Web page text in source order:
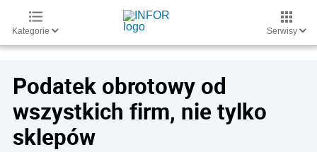
Kategorie Serwisy
Podatek obrotowy od
wszystkich firm, nie tylko
sklepów